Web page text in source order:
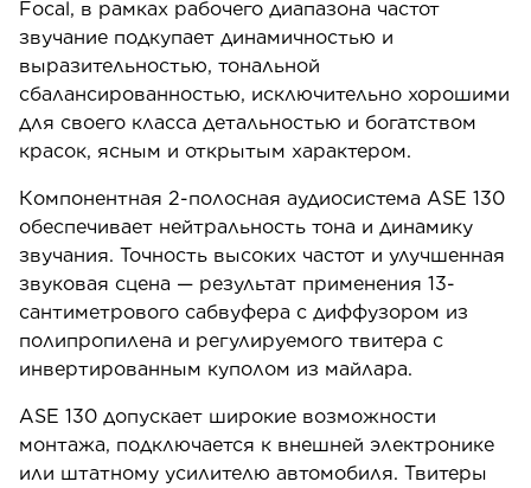
Focal, в рамках рабочего диапазона частот
звучание подкупает динамичностью и
выразительностью, тональной
сбалансированностью, исключительно хорошими
для своего класса детальностью и богатством
красок, ясным и открытым характером.
Компонентная 2-полосная аудиосистема ASE 130
обеспечивает нейтральность тона и динамику
звучания. Точность высоких частот и улучшенная
звуковая сцена — результат применения 13-
сантиметрового сабвуфера с диффузором из
полипропилена и регулируемого твитера с
инвертированным куполом из майлара.
ASE 130 допускает широкие возможности
монтажа, подключается к внешней электронике
или штатному усилителю автомобиля. Твитеры